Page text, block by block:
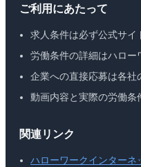
ご利用にあたって
求人条件は必ず公式サイ
労働条件の詳細はハロー
企業への直接応募は各社
動画内容と実際の労働条
関連リンク
ハローワークインターネ